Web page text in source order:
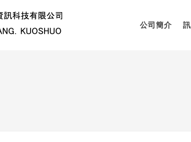
公司簡介